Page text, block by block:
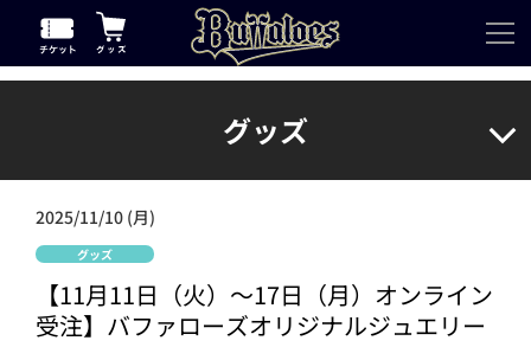
グッズ
2025/11/10 (月)
グッズ
【11月11日（火）～17日（月）オンライン
受注】バファローズオリジナルジュエリー